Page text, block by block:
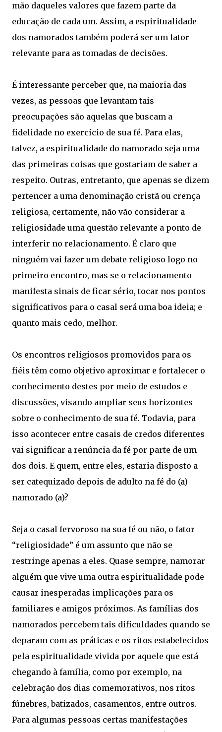
mão daqueles valores que fazem parte da
educação de cada um. Assim, a espiritualidade
dos namorados também poderá ser um fator
relevante para as tomadas de decisões.
É interessante perceber que, na maioria das
vezes, as pessoas que levantam tais
preocupações são aquelas que buscam a
fidelidade no exercício de sua fé. Para elas,
talvez, a espiritualidade do namorado seja uma
das primeiras coisas que gostariam de saber a
respeito. Outras, entretanto, que apenas se dizem
pertencer a uma denominação cristã ou crença
religiosa, certamente, não vão considerar a
religiosidade uma questão relevante a ponto de
interferir no relacionamento. É claro que
ninguém vai fazer um debate religioso logo no
primeiro encontro, mas se o relacionamento
manifesta sinais de ficar sério, tocar nos pontos
significativos para o casal será uma boa ideia; e
quanto mais cedo, melhor.
Os encontros religiosos promovidos para os
fiéis têm como objetivo aproximar e fortalecer o
conhecimento destes por meio de estudos e
discussões, visando ampliar seus horizontes
sobre o conhecimento de sua fé. Todavia, para
isso acontecer entre casais de credos diferentes
vai significar a renúncia da fé por parte de um
dos dois. E quem, entre eles, estaria disposto a
ser catequizado depois de adulto na fé do (a)
namorado (a)?
Seja o casal fervoroso na sua fé ou não, o fator
“religiosidade” é um assunto que não se
restringe apenas a eles. Quase sempre, namorar
alguém que vive uma outra espiritualidade pode
causar inesperadas implicações para os
familiares e amigos próximos. As famílias dos
namorados percebem tais dificuldades quando se
deparam com as práticas e os ritos estabelecidos
pela espiritualidade vivida por aquele que está
chegando à família, como por exemplo, na
celebração dos dias comemorativos, nos ritos
fúnebres, batizados, casamentos, entre outros.
Para algumas pessoas certas manifestações